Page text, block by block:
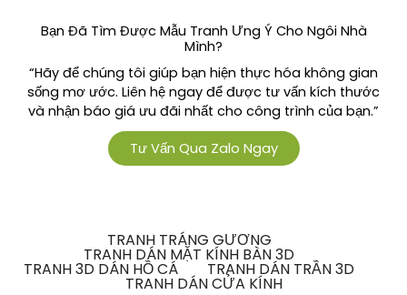
Bạn Đã Tìm Được Mẫu Tranh Ưng Ý Cho Ngôi Nhà
Mình?
“Hãy để chúng tôi giúp bạn hiện thực hóa không gian
sống mơ ước. Liên hệ ngay để được tư vấn kích thước
và nhận báo giá ưu đãi nhất cho công trình của bạn.”
Tư Vấn Qua Zalo Ngay
TRANH TRÁNG GƯƠNG
TRANH DÁN MẶT KÍNH BÀN 3D
TRANH 3D DÁN HỒ CÁ TRANH DÁN TRẦN 3D
TRANH DÁN CỬA KÍNH